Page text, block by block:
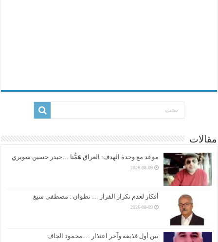
مقالات
موعد مع وحدة الهدف: العراق هَمُّنا …حيدر حسين سويري
2026-08-09
أفكار لعدم تكرار الفرار … تطوان : مصطفى منيغ
2026-08-09
بين أول قذيفة وآخر اعتذار ….محمود الجاف